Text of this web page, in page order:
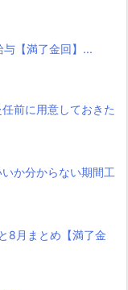
【満了金回】...
前に用意しておきた
か分からない期間工
8月まとめ【満了金